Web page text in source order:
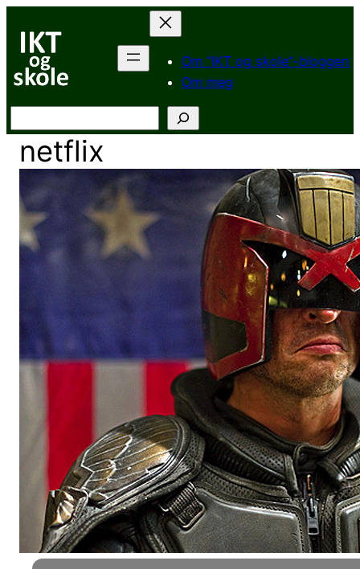
innhold
Om “IKT og skole”-bloggen
Om meg
netflix